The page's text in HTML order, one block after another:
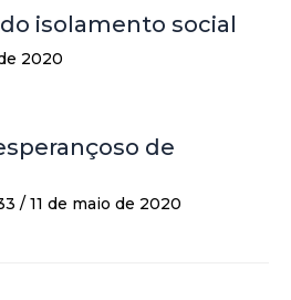
isolamento social
2020
de
/ 11 de maio de 2020